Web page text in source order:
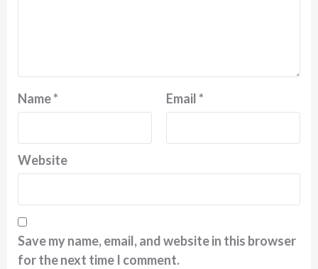
Name* Email*
Website
Save my name, email, and website in this browser
for the next time I comment.